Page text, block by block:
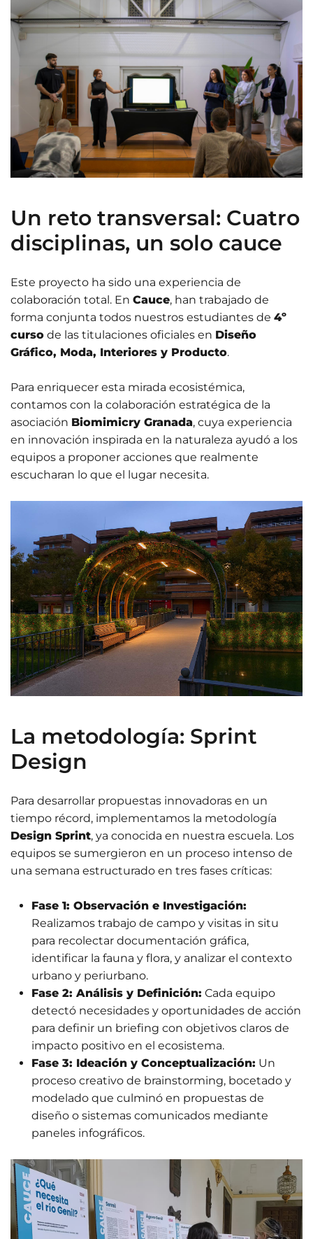
Un reto transversal: Cuatro
disciplinas, un solo cauce
Este proyecto ha sido una experiencia de
colaboración total. En Cauce, han trabajado de
forma conjunta todos nuestros estudiantes de 4º
curso de las titulaciones oficiales en Diseño
Gráfico, Moda, Interiores y Producto.
Para enriquecer esta mirada ecosistémica,
contamos con la colaboración estratégica de la
asociación Biomimicry Granada, cuya experiencia
en innovación inspirada en la naturaleza ayudó a los
equipos a proponer acciones que realmente
escucharan lo que el lugar necesita.
La metodología: Sprint
Design
Para desarrollar propuestas innovadoras en un
tiempo récord, implementamos la metodología
Design Sprint, ya conocida en nuestra escuela. Los
equipos se sumergieron en un proceso intenso de
una semana estructurado en tres fases críticas:
Fase 1: Observación e Investigación:
Realizamos trabajo de campo y visitas in situ
para recolectar documentación gráfica,
identificar la fauna y flora, y analizar el contexto
urbano y periurbano.
Fase 2: Análisis y Definición: Cada equipo
detectó necesidades y oportunidades de acción
para definir un briefing con objetivos claros de
impacto positivo en el ecosistema.
Fase 3: Ideación y Conceptualización: Un
proceso creativo de brainstorming, bocetado y
modelado que culminó en propuestas de
diseño o sistemas comunicados mediante
paneles infográficos.